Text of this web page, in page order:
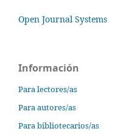
Open Journal Systems
Información
Para lectores/as
Para autores/as
Para bibliotecarios/as